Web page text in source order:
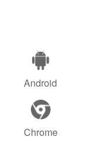
Android
Chrome